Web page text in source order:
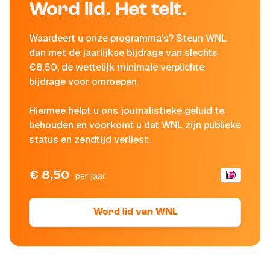
Word lid. Het telt.
Waardeert u onze programma's? Steun WNL
dan met de jaarlijkse bijdrage van slechts
€8,50, de wettelijk minimale verplichte
bijdrage voor omroepen.
Hiermee helpt u ons journalistieke geluid te
behouden en voorkomt u dat WNL zijn publieke
status en zendtijd verliest.
€ 8,50 per jaar
Word lid van WNL